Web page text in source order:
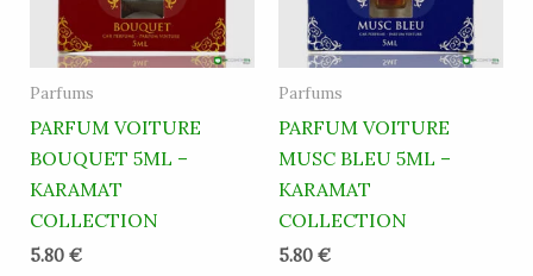
Parfums
PARFUM VOITURE
BOUQUET 5ML –
KARAMAT
COLLECTION
5.80 €
Parfums
PARFUM VOITURE
MUSC BLEU 5ML –
KARAMAT
COLLECTION
5.80 €